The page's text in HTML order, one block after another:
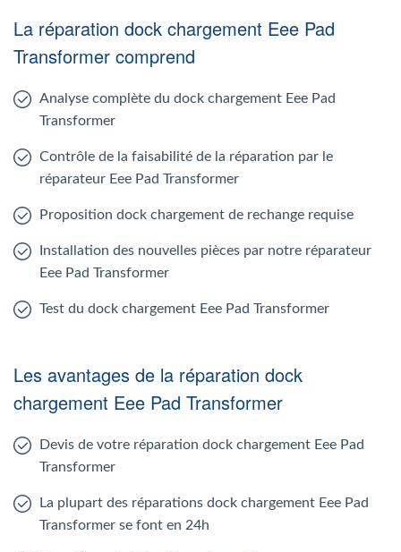
La réparation dock chargement Eee Pad
Transformer comprend
Analyse complète du dock chargement Eee Pad
Transformer
Contrôle de la faisabilité de la réparation par le
réparateur Eee Pad Transformer
Proposition dock chargement de rechange requise
Installation des nouvelles pièces par notre réparateur
Eee Pad Transformer
Test du dock chargement Eee Pad Transformer
Les avantages de la réparation dock
chargement Eee Pad Transformer
Devis de votre réparation dock chargement Eee Pad
Transformer
La plupart des réparations dock chargement Eee Pad
Transformer se font en 24h